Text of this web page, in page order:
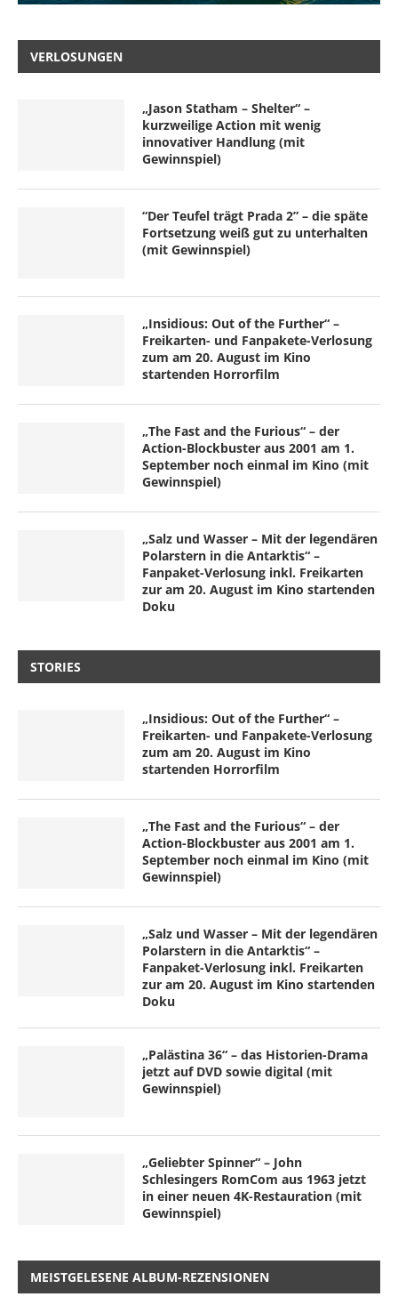
VERLOSUNGEN
„Jason Statham – Shelter“ –
kurzweilige Action mit wenig
innovativer Handlung (mit
Gewinnspiel)
“Der Teufel trägt Prada 2” – die späte
Fortsetzung weiß gut zu unterhalten
(mit Gewinnspiel)
„Insidious: Out of the Further“ –
Freikarten- und Fanpakete-Verlosung
zum am 20. August im Kino
startenden Horrorfilm
„The Fast and the Furious“ – der
Action-Blockbuster aus 2001 am 1.
September noch einmal im Kino (mit
Gewinnspiel)
„Salz und Wasser – Mit der legendären
Polarstern in die Antarktis“ –
Fanpaket-Verlosung inkl. Freikarten
zur am 20. August im Kino startenden
Doku
STORIES
„Insidious: Out of the Further“ –
Freikarten- und Fanpakete-Verlosung
zum am 20. August im Kino
startenden Horrorfilm
„The Fast and the Furious“ – der
Action-Blockbuster aus 2001 am 1.
September noch einmal im Kino (mit
Gewinnspiel)
„Salz und Wasser – Mit der legendären
Polarstern in die Antarktis“ –
Fanpaket-Verlosung inkl. Freikarten
zur am 20. August im Kino startenden
Doku
„Palästina 36“ – das Historien-Drama
jetzt auf DVD sowie digital (mit
Gewinnspiel)
„Geliebter Spinner“ – John
Schlesingers RomCom aus 1963 jetzt
in einer neuen 4K-Restauration (mit
Gewinnspiel)
MEISTGELESENE ALBUM-REZENSIONEN